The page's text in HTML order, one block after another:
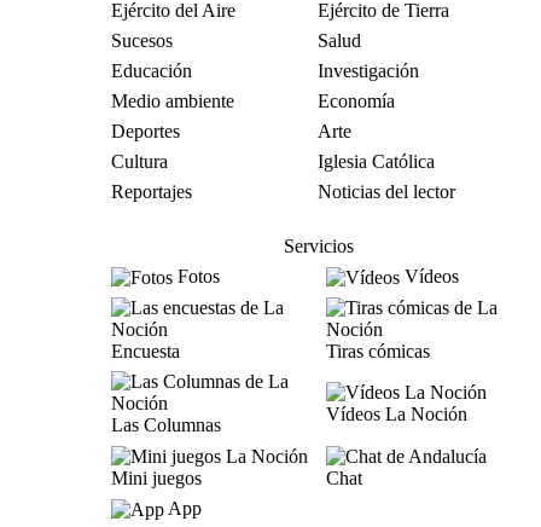
Ejército del Aire
Ejército de Tierra
Sucesos
Salud
Educación
Investigación
Medio ambiente
Economía
Deportes
Arte
Cultura
Iglesia Católica
Reportajes
Noticias del lector
Servicios
Fotos
Vídeos
Encuesta Tiras cómicas
Las Columnas
Vídeos La Noción
Mini juegos
Chat
App